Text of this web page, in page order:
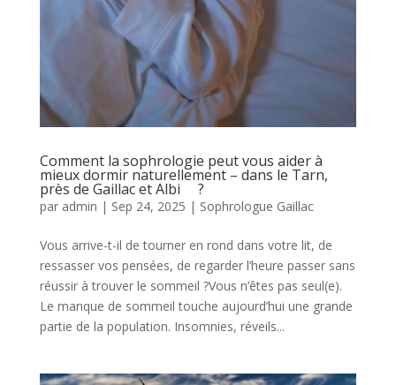
Comment la sophrologie peut vous aider à
mieux dormir naturellement – dans le Tarn,
près de Gaillac et Albi ?
par admin | Sep 24, 2025 | Sophrologue Gaillac
Vous arrive-t-il de tourner en rond dans votre lit, de
ressasser vos pensées, de regarder l’heure passer sans
réussir à trouver le sommeil ?Vous n’êtes pas seul(e).
Le manque de sommeil touche aujourd’hui une grande
partie de la population. Insomnies, réveils...